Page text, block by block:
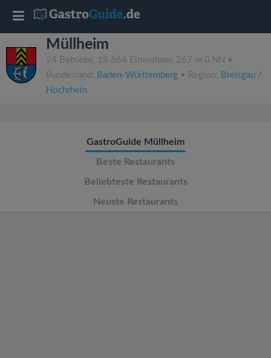
Müllheim
24 Betriebe, 18.664 Einwohner, 267 m ü.NN •
Bundesland: Baden-Württemberg • Region: Breisgau /
Hochrhein
GastroGuide Müllheim
Beste Restaurants
Beliebteste Restaurants
Neuste Restaurants
T
o
g